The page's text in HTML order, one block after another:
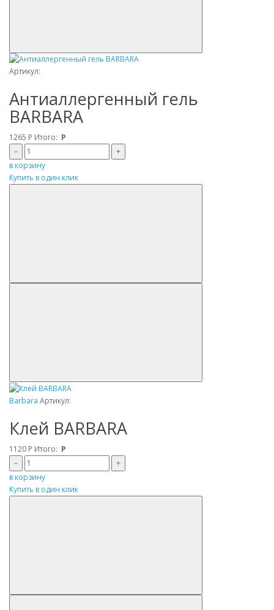
Артикул:
Антиаллергенный гель
BARBARA
1265 Р Итого: Р
–
+
в корзину
Купить в один клик
Barbara Артикул:
Клей BARBARA
1120 Р Итого: Р
–
+
в корзину
Купить в один клик